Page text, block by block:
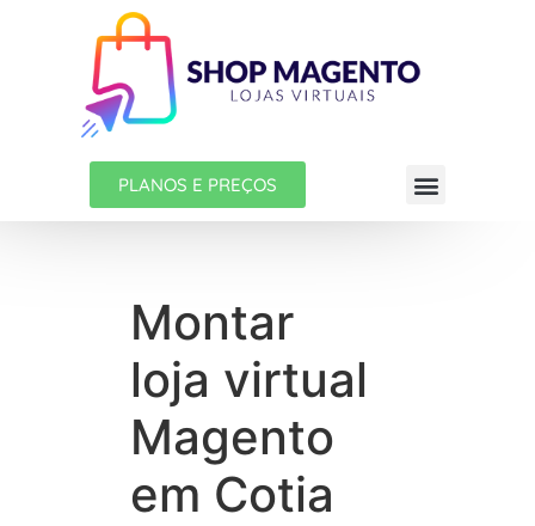
PLANOS E PREÇOS
Montar
loja virtual
Magento
em Cotia